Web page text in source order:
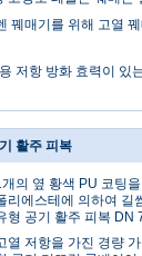
꿰매기를 위해 고열
저항 방화 효력이 있
활주 피복
개의 옆 황색 PU 코팅
리에스테에 의하여 길
형 공기 활주 피복 DN
열 저항을 가진 경량